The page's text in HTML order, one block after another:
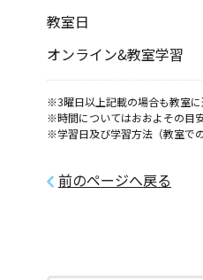
教室日
オンライン&教室学習
※3曜日以上記載の場合も教室に
※時間についてはおおよその目
※学習日及び学習方法（教室で
前のページへ戻る